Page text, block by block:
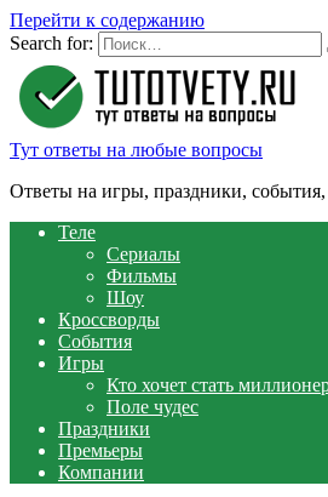
Перейти к содержанию
Search for:
Тут ответы на любые вопросы
Ответы на игры, праздники,
Теле
Сериалы
Фильмы
Шоу
Кроссворды
События
Игры
Кто хочет стать
Поле чудес
Праздники
Премьеры
Компании